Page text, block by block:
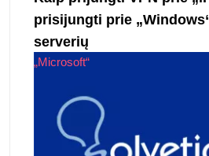
prisijungti prie
serverių
„Microsoft“